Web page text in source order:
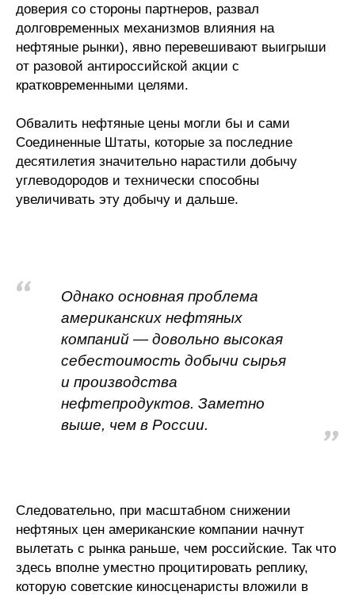
доверия со стороны партнеров, развал
долговременных механизмов влияния на
нефтяные рынки), явно перевешивают выигрыши
от разовой антироссийской акции с
кратковременными целями.
Обвалить нефтяные цены могли бы и сами
Соединенные Штаты, которые за последние
десятилетия значительно нарастили добычу
углеводородов и технически способны
увеличивать эту добычу и дальше.
Однако основная проблема
американских нефтяных
компаний — довольно высокая
себестоимость добычи сырья
и производства
нефтепродуктов. Заметно
выше, чем в России.
Следовательно, при масштабном снижении
нефтяных цен американские компании начнут
вылетать с рынка раньше, чем российские. Так что
здесь вполне уместно процитировать реплику,
которую советские киносценаристы вложили в